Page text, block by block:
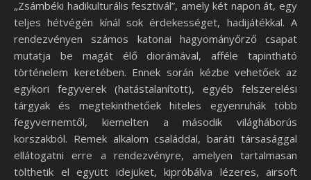
„Zsámbéki hadikulturális fesztivál”, amely két napon át, egy
teljes hétvégén kínál sok érdekességet, hadijátékkal. A
rendezvényen számos katonai hagyományőrző csapat
mutatja be magát élő diorámával, afféle tapintható
történelem keretében. Ennek során kézbe vehetőek az
egykori fegyverek (hatástalanított), egyéb felszerelési
tárgyak és megtekinthetőek hiteles egyenruhák több
fegyvernemtől, kiemelten a második világháborús
korszakból. Remek alkalom családdal, baráti társasággal
ellátogatni erre a rendezvényre, amelyen tartalmasan
tölthetik el együtt idejüket, kipróbálva lézeres, airsoft